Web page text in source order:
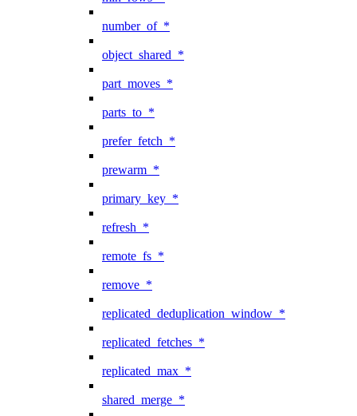
number_of_*
object_shared_*
part_moves_*
parts_to_*
prefer_fetch_*
prewarm_*
primary_key_*
refresh_*
remote_fs_*
remove_*
replicated_deduplication_window_*
replicated_fetches_*
replicated_max_*
shared_merge_*